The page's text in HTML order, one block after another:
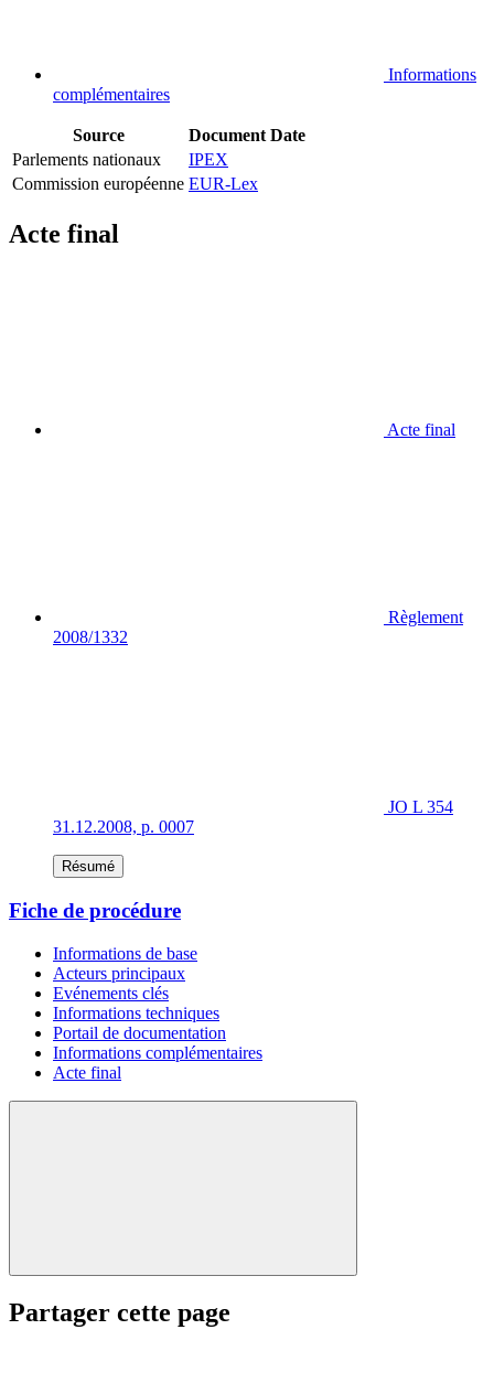
Informations
complémentaires
Source Document Date
Parlements nationaux
IPEX
Commission européenne EUR-Lex
Acte final
Acte final
Règlement
2008/1332
JO L 354
31.12.2008, p. 0007
Résumé
Fiche de procédure
Informations de base
Acteurs principaux
Evénements clés
Informations techniques
Portail de documentation
Informations complémentaires
Acte final
Partager cette page